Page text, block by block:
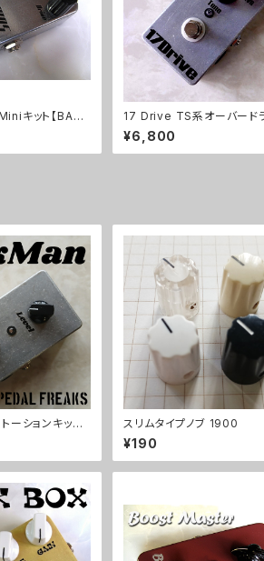
キット【BASI
17 Drive TS系オーバード
キット【BASIC KIT】
¥6,800
ーションキット
スリムタイプノブ 1900
¥190